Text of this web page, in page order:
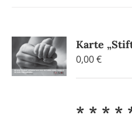
Karte
0,00€
* * * *